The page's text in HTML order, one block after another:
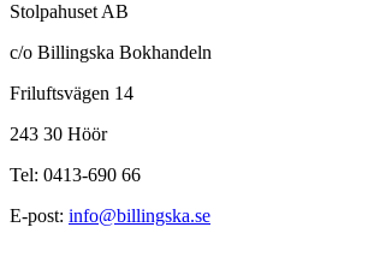
Stolpahuset AB
c/o Billingska Bokhandeln
Friluftsvägen 14
243 30 Höör
Tel: 0413-690 66
E-post: info@billingska.se